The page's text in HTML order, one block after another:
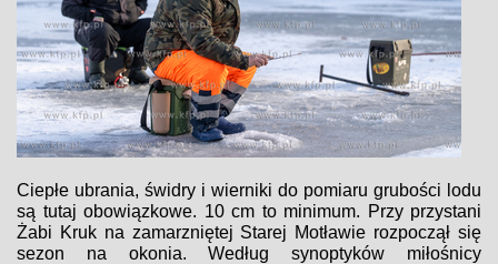
Ciepłe ubrania, świdry i wierniki do pomiaru grubości lodu
są tutaj obowiązkowe. 10 cm to minimum. Przy przystani
Żabi Kruk na zamarzniętej Starej Motławie rozpoczął się
sezon na okonia. Według synoptyków miłośnicy